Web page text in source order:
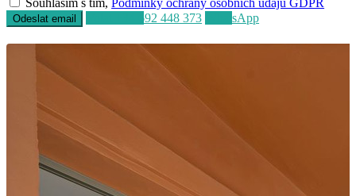
Souhlasím s tím,Podmínky ochrany osobních údajů GDPR
+34 692 448 373 WhatsApp